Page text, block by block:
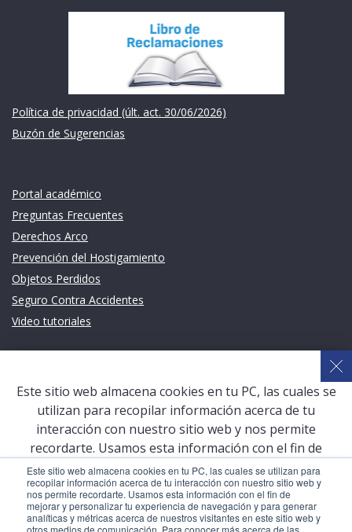
Este sitio web almacena cookies en tu PC, las cuales se utilizan para
recopilar información acerca de tu interacción con nuestro sitio web y
nos permite recordarte. Usamos esta información con el fin de
mejorar y personalizar tu experiencia de navegación y para generar
analíticas y métricas acerca de nuestros visitantes en este sitio web y
otros medios de comunicación. Para conocer más acerca de las
Política de privacidad (últ. act. 30/06/2026)
Buzón de Sugerencias
Portal académico
Preguntas Frecuentes
Derechos Arco
Prevención del Hostigamiento
Objetos Perdidos
Seguro Contra Accidentes
Video tutoriales
Sistema de Gestión Académica (SGA)
Defensoría Universitaria
Terceros vinculados
San Pablo Mail
Aula Virtual Pregrado
Aula Virtual Postgrado
Este sitio web almacena cookies en tu PC, las cuales se
utilizan para recopilar información acerca de tu
interacción con nuestro sitio web y nos permite
recordarte. Usamos esta información con el fin de
mejorar y personalizar tu experiencia de navegación y
para generar analíticas y métricas acerca de nuestros
visitantes en este sitio web y otros medios de
comunicación. Para conocer más acerca de las cookies,